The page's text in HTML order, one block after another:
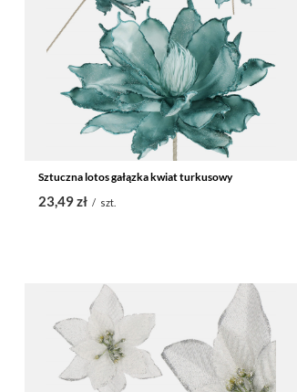
Sztuczna lotos gałązka kwiat turkusowy
23,49 zł / szt.